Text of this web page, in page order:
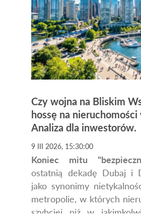
Czy wojna na Bliskim
hossę na
Analiza dla inwestorów.
9 III 2026, 15:30:00
Koniec mitu
ostatnią dekadę Dubaj i
jako synonimy
metropolie, w których
szybciej niż w